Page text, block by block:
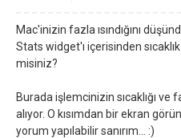
Mac'inizin fazla ısındığını
Stats widget'ı içerisinden
misiniz?
Burada işlemcinizin sıcaklığı ve
alıyor. O kısımdan bir ekran
yorum yapılabilir sanırım... :)